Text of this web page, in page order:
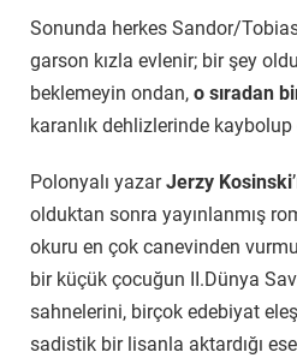
Sonunda herkes Sandor/
garson kızla evlenir; bir şey
beklemeyin ondan, o sıradan
karanlık dehlizlerinde kaybolup
Polonyalı yazarJerzy Kosinski
olduktan sonra yayınlanmış
okuru en çok canevinden
bir küçük çocuğun II.Dünya
sahnelerini, birçok edebiyat
sadistik bir lisanla aktardığı